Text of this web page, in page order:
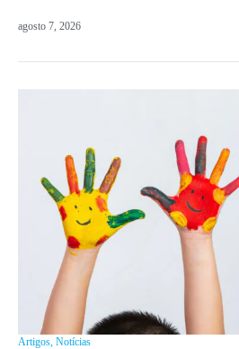
agosto 7, 2026
Artigos, Notícias